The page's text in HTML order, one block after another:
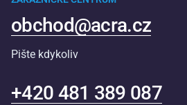
obchod@acra.cz
Pište kdykoliv
+420 481 389 087